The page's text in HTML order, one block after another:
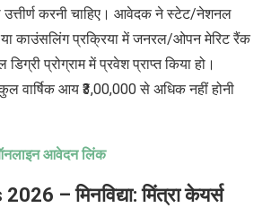
करनी चाहिए। आवेदक ने स्टेट/नेशनल
काउंसलिंग प्रक्रिया में जनरल/ओपन मेरिट रैंक
प्रोग्राम में प्रवेश प्राप्त किया हो।
वार्षिक आय ₹3,00,000 से अधिक नहीं होनी
आवेदन लिंक
– मिनविद्या: मिंत्रा केयर्स